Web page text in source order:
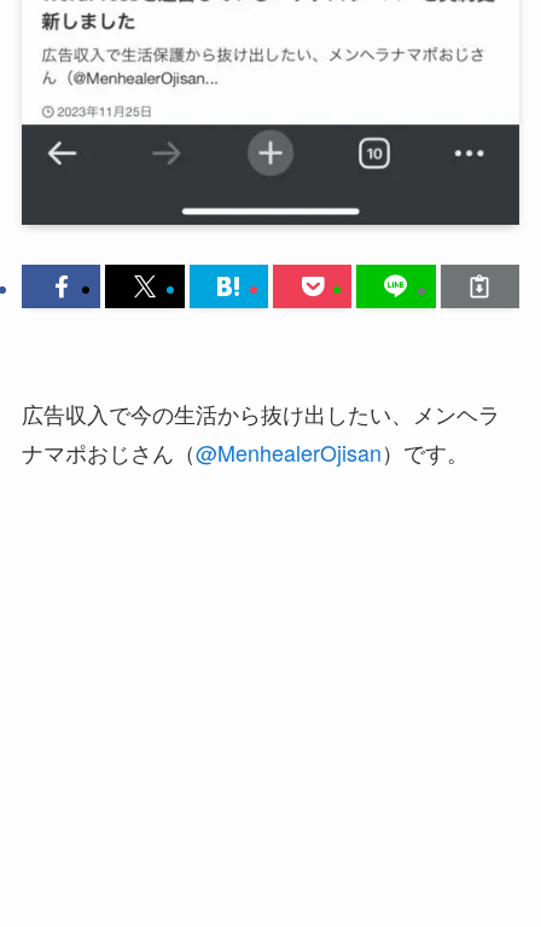
広告収入で今の生活から抜け出したい、メンヘラ
ナマポおじさん（@MenhealerOjisan）です。